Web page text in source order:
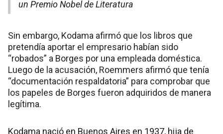
un Premio Nobel de Literatura
Sin embargo, Kodama afirmó que los libros que
pretendía aportar el empresario habían sido
“robados” a Borges por una empleada doméstica.
Luego de la acusación, Roemmers afirmó que tenía
“documentación respaldatoria” para comprobar que
los papeles de Borges fueron adquiridos de manera
legítima.
Kodama nació en Buenos Aires en 1937, hija de